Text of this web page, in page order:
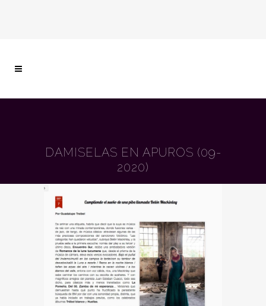
DAMISELAS EN APUROS (09-
2020)